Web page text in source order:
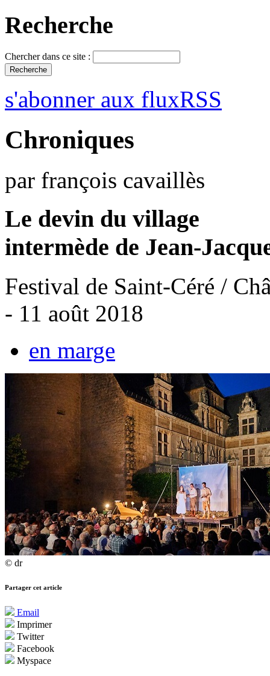
Recherche
Chercher dans ce site :
s'abonner aux fluxRSS
Chroniques
par françois cavaillès
Le devin du village
intermède de Jean-
Festival de Saint-Céré /
- 11 août 2018
en marge
© dr
Partager cet article
Email
Imprimer
Twitter
Facebook
Myspace